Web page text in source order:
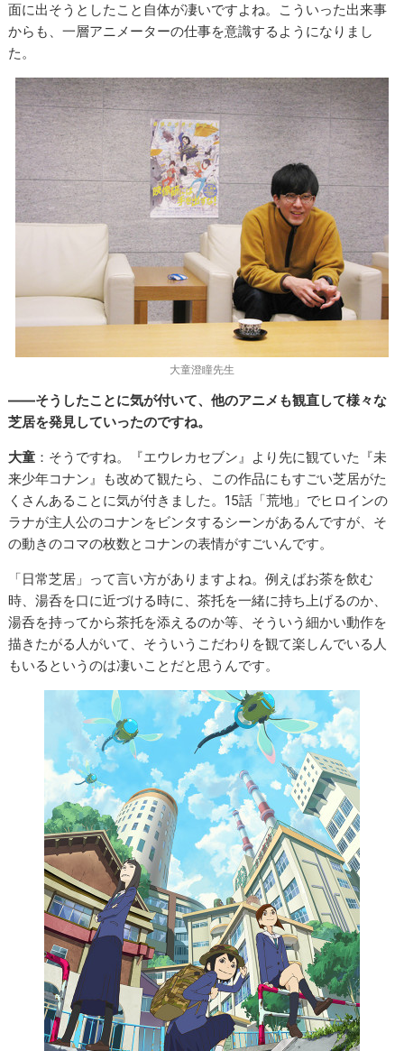
面に出そうとしたこと自体が凄いですよね。こういった出来事
からも、一層アニメーターの仕事を意識するようになりまし
た。
大童澄瞳先生
――そうしたことに気が付いて、他のアニメも観直して様々な
芝居を発見していったのですね。
大童 ：そうですね。『エウレカセブン』より先に観ていた『未
来少年コナン』も改めて観たら、この作品にもすごい芝居がた
くさんあることに気が付きました。15話「荒地」でヒロインの
ラナが主人公のコナンをビンタするシーンがあるんですが、そ
の動きのコマの枚数とコナンの表情がすごいんです。
「日常芝居」って言い方がありますよね。例えばお茶を飲む
時、湯呑を口に近づける時に、茶托を一緒に持ち上げるのか、
湯呑を持ってから茶托を添えるのか等、そういう細かい動作を
描きたがる人がいて、そういうこだわりを観て楽しんでいる人
もいるというのは凄いことだと思うんです。